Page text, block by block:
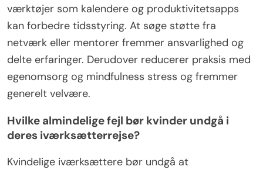
værktøjer som kalendere og produktivitetsapps
kan forbedre tidsstyring. At søge støtte fra
netværk eller mentorer fremmer ansvarlighed og
delte erfaringer. Derudover reducerer praksis med
egenomsorg og mindfulness stress og fremmer
generelt velvære.
Hvilke almindelige fejl bør kvinder undgå i
deres iværksætterrejse?
Kvindelige iværksættere bør undgå at